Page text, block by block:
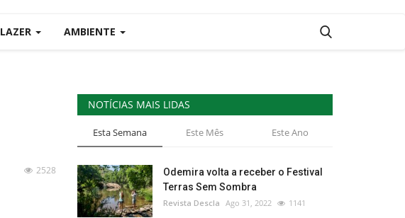
LAZER AMBIENTE
2528
NOTÍCIAS MAIS LIDAS
Esta Semana Este Mês Este Ano
Odemira volta a receber o Festival
Terras Sem Sombra
Revista Descla Ago 31, 2022 1141